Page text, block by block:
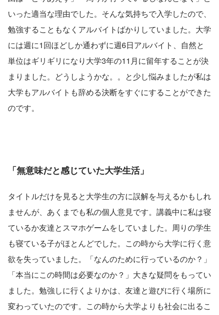
いった適当な理由でした。そんな気持ちで入学したので、
勉強することもなくアルバイトばかりしていました。大学
には週に1回ほどしか通わずに週6日アルバイト、自然と
単位はギリギリになり大学3年の11月に留年することが決
まりました。どうしようかな。。と少し悩みましたが私は
大学もアルバイトも辞める決断をすぐにすることができた
のです。
「無意味だと感じていた大学生活」
タイトルだけを見ると大学生の方に誤解を与えるかもしれ
ませんが、あくまでも私の個人意見です。講義中に私は寝
ているか友達とスマホゲームをしていました。周りの学生
も寝ている子がほとんどでした。この時から大学に行く意
欲を失っていました。「なんのために行っているのか？」
「本当にこの時間は必要なのか？」大きな疑問をもってい
ました。勉強しに行くよりかは、友達と遊びに行く場所に
変わっていたのです。この時から大学よりも社会に出るこ